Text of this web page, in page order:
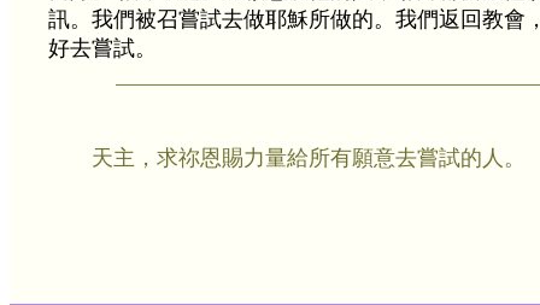
訊。我們被召嘗試去做耶穌所做的。我們返回教會
好去嘗試。
天主，求祢恩賜力量給所有願意去嘗試的人。